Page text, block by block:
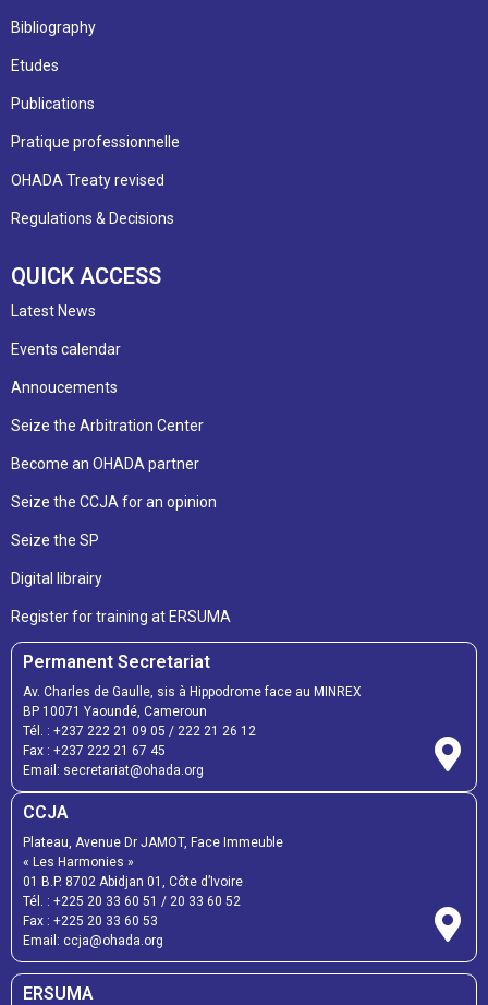
Bibliography
Etudes
Publications
Pratique professionnelle
OHADA Treaty revised
Regulations & Decisions
QUICK ACCESS
Latest News
Events calendar
Annoucements
Seize the Arbitration Center
Become an OHADA partner
Seize the CCJA for an opinion
Seize the SP
Digital librairy
Register for training at ERSUMA
Permanent Secretariat
Av. Charles de Gaulle, sis à Hippodrome face au MINREX
BP 10071 Yaoundé, Cameroun
Tél. : +237 222 21 09 05 / 222 21 26 12
Fax : +237 222 21 67 45
Email: secretariat@ohada.org
CCJA
Plateau, Avenue Dr JAMOT, Face Immeuble
« Les Harmonies »
01 B.P. 8702 Abidjan 01, Côte d’Ivoire
Tél. : +225 20 33 60 51 / 20 33 60 52
Fax : +225 20 33 60 53
Email: ccja@ohada.org
ERSUMA